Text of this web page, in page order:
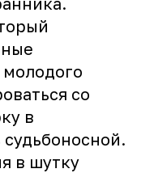
со
в
в шутку